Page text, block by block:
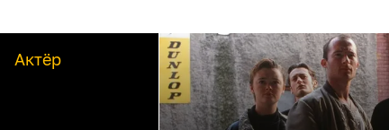
Актёр